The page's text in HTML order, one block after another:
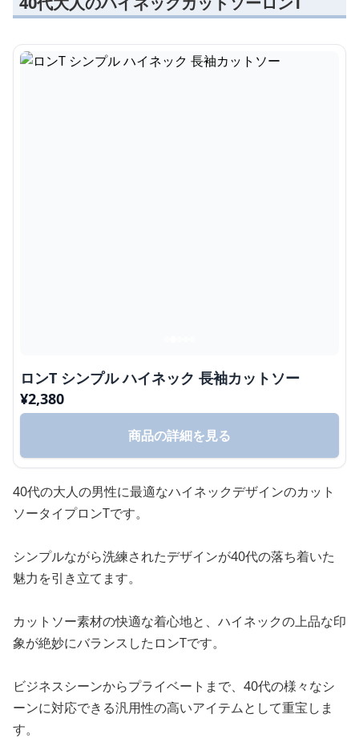
ロンT シンプル ハイネック 長袖カットソー
¥2,380
商品の詳細を見る
40代の大人の男性に最適なハイネックデザインのカット
ソータイプロンTです。
シンプルながら洗練されたデザインが40代の落ち着いた
魅力を引き立てます。
カットソー素材の快適な着心地と、ハイネックの上品な印
象が絶妙にバランスしたロンTです。
ビジネスシーンからプライベートまで、40代の様々なシ
ーンに対応できる汎用性の高いアイテムとして重宝しま
す。